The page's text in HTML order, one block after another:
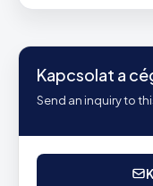
Kapcsolat a
Send an inquiry to